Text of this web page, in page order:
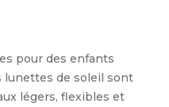
pour des enfants
lunettes de soleil sont
légers, flexibles et